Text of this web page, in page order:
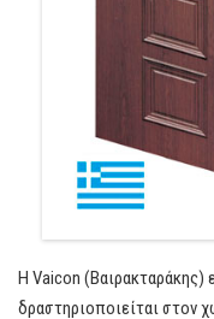
Η Vaicon (Βαιρακταράκης)
δραστηριοποιείται στον